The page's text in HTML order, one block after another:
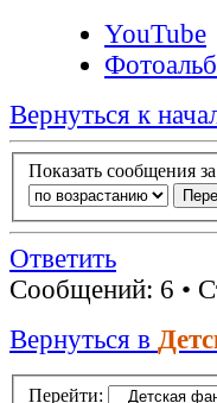
YouTube
Вернуться к
Показать сообщения
Ответить
Сообщений: 6 •
Вернуться в
Перейти: